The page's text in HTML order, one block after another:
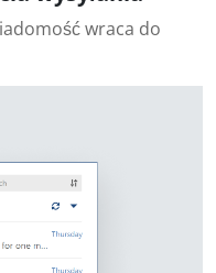
wraca do